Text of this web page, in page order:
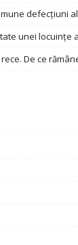
defecțiuni
unei locuințe
De ce